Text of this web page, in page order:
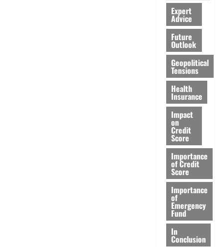
Expert
Advice
Future
Outlook
Geopolitical
Tensions
Health
Insurance
Impact
on
Credit
Score
Importance
of Credit
Score
Importance
of
Emergency
Fund
In
Conclusion